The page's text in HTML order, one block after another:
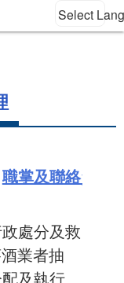
Select
職掌及聯絡資訊
處分及救
業者抽
及執行、